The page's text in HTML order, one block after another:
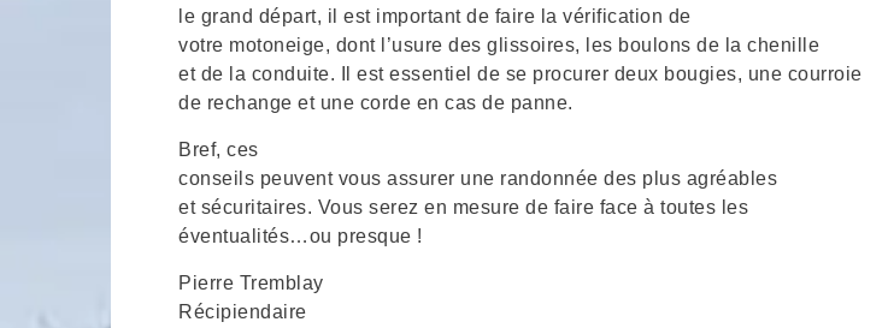
le grand départ, il est important de faire la vérification de
votre motoneige, dont l’usure des glissoires, les boulons de la chenille
et de la conduite. Il est essentiel de se procurer deux bougies, une courroie
de rechange et une corde en cas de panne.
Bref, ces
conseils peuvent vous assurer une randonnée des plus agréables
et sécuritaires. Vous serez en mesure de faire face à toutes les
éventualités…ou presque !
Pierre Tremblay
Récipiendaire